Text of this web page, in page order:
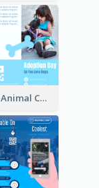
Non Profit Animal Community Tri Fold Brochure